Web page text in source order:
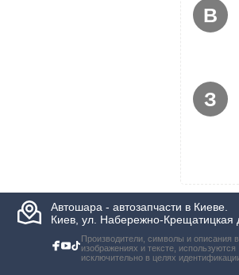
В
З
Автошара - автозапчасти в Киеве.
Киев, ул. Набережно-Крещатицкая
Производители, символы и описания
изображениях и тексте, используются
исключительно в целях